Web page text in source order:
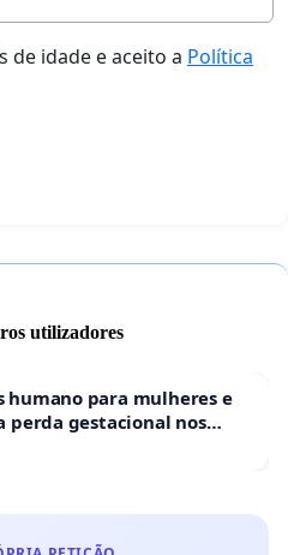
de idade e aceito a Política
utilizadores
para mulheres e
perda gestacional nos